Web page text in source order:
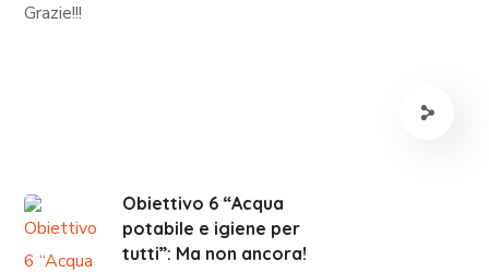
Grazie!!!
Obiettivo 6 “Acqua
potabile e igiene per
tutti”: Ma non ancora!